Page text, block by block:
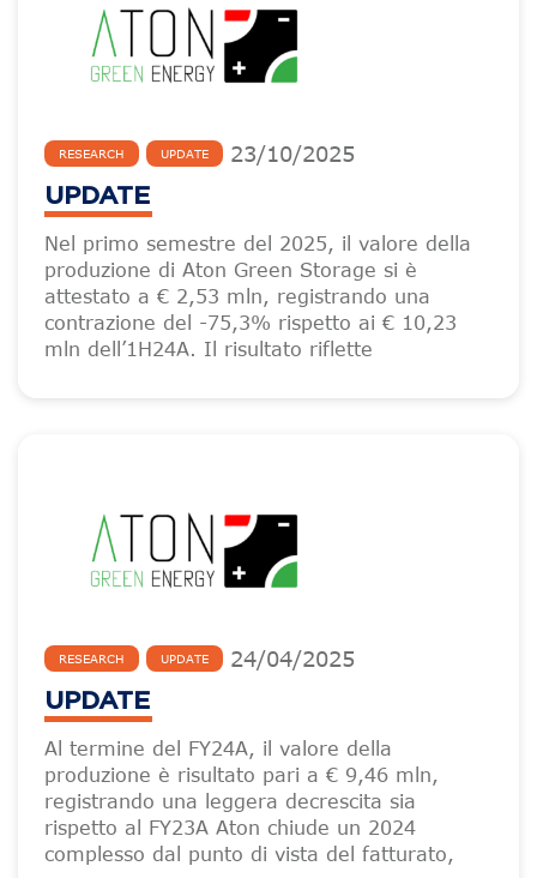
RESEARCH UPDATE 23/10/2025
UPDATE
Nel primo semestre del 2025, il valore della
produzione di Aton Green Storage si è
attestato a € 2,53 mln, registrando una
contrazione del -75,3% rispetto ai € 10,23
mln dell’1H24A. Il risultato riflette
RESEARCH UPDATE 24/04/2025
UPDATE
Al termine del FY24A, il valore della
produzione è risultato pari a € 9,46 mln,
registrando una leggera decrescita sia
rispetto al FY23A Aton chiude un 2024
complesso dal punto di vista del fatturato,